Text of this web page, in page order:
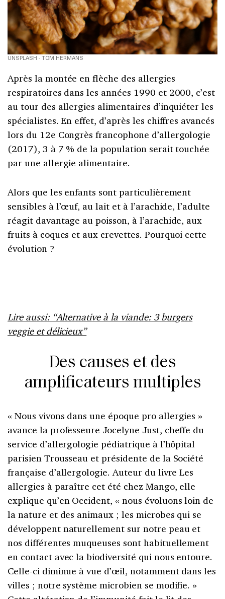
UNSPLASH - TOM HERMANS
Après la montée en flèche des allergies
respiratoires dans les années 1990 et 2000, c’est
au tour des allergies alimentaires d’inquiéter les
spécialistes. En effet, d’après les chiffres avancés
lors du 12e Congrès francophone d’allergologie
(2017), 3 à 7 % de la population serait touchée
par une allergie alimentaire.
Alors que les enfants sont particulièrement
sensibles à l’œuf, au lait et à l’arachide, l’adulte
réagit davantage au poisson, à l’arachide, aux
fruits à coques et aux crevettes. Pourquoi cette
évolution ?
Lire aussi: “Alternative à la viande: 3 burgers
veggie et délicieux”
Des causes et des
amplificateurs multiples
« Nous vivons dans une époque pro allergies »
avance la professeure Jocelyne Just, cheffe du
service d’allergologie pédiatrique à l’hôpital
parisien Trousseau et présidente de la Société
française d’allergologie. Auteur du livre Les
allergies à paraître cet été chez Mango, elle
explique qu’en Occident, « nous évoluons loin de
la nature et des animaux ; les microbes qui se
développent naturellement sur notre peau et
nos différentes muqueuses sont habituellement
en contact avec la biodiversité qui nous entoure.
Celle-ci diminue à vue d’œil, notamment dans les
villes ; notre système microbien se modifie. »